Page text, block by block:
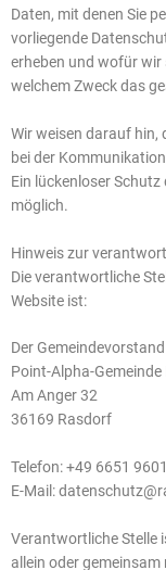
Daten, mit denen Sie
vorliegende
erheben und wofür wir
welchem Zweck das
Wir weisen darauf hin,
bei der
Ein lückenloser
möglich.
Hinweis zur
Die verantwortliche
Website ist:
Der
Point-Alpha-
Am Anger 32
36169 Rasdorf
Telefon: +49 6651
E-Mail:
Verantwortliche Stelle
allein oder